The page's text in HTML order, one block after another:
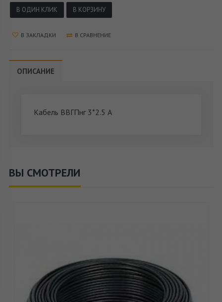
В ОДИН КЛИК В КОРЗИНУ
В ЗАКЛАДКИ В СРАВНЕНИЕ
ОПИСАНИЕ
Кабель ВВГПнг 3*2.5 А
ВЫ СМОТРЕЛИ